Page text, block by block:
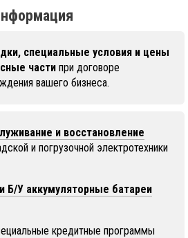
специальные условия и цены
части при договоре
вашего бизнеса.
и восстановление
и погрузочной электротехники
Б/У аккумуляторные батареи
кредитные программы